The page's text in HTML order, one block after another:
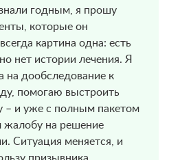
годным, я прошу
которые он
картина одна: есть
нет истории лечения. Я
на дообследование к
помогаю выстроить
– и уже с полным пакетом
жалобу на решение
Ситуация меняется, и
призывника.